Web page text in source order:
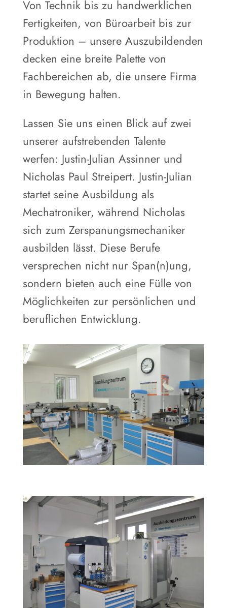
Von Technik bis zu handwerklichen
Fertigkeiten, von Büroarbeit bis zur
Produktion – unsere Auszubildenden
decken eine breite Palette von
Fachbereichen ab, die unsere Firma
in Bewegung halten.
Lassen Sie uns einen Blick auf zwei
unserer aufstrebenden Talente
werfen: Justin-Julian Assinner und
Nicholas Paul Streipert. Justin-Julian
startet seine Ausbildung als
Mechatroniker, während Nicholas
sich zum Zerspanungsmechaniker
ausbilden lässt. Diese Berufe
versprechen nicht nur Span(n)ung,
sondern bieten auch eine Fülle von
Möglichkeiten zur persönlichen und
beruflichen Entwicklung.